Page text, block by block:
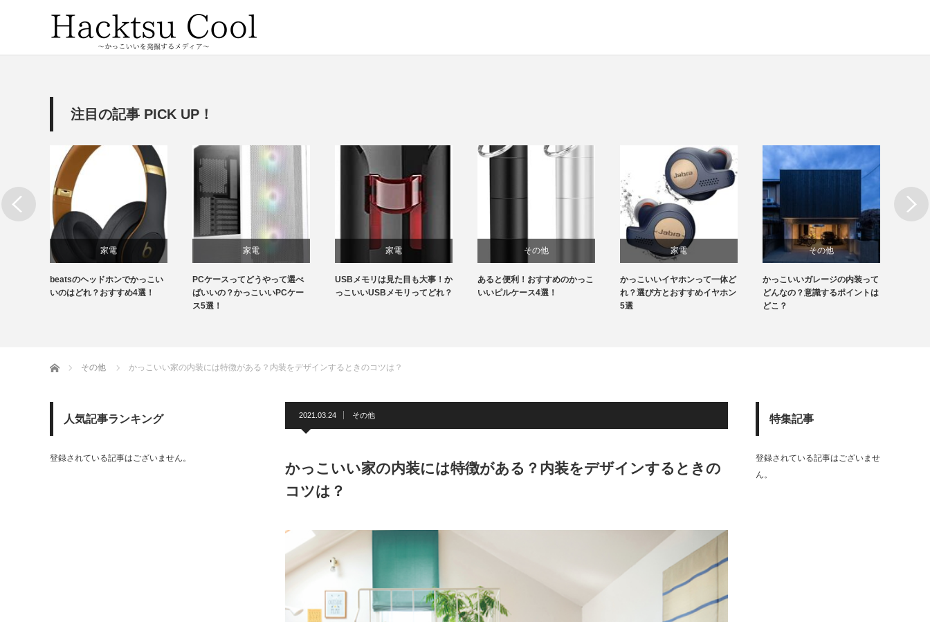
注目の記事 PICK UP！
家電
beatsのヘッドホンでかっこい
いのはどれ？おすすめ4選！
家電
PCケースってどうやって選べ
ばいいの？かっこいいPCケー
ス5選！
家電
USBメモリは見た目も大事！か
っこいいUSBメモリってどれ？
その他
あると便利！おすすめのかっこ
いいピルケース4選！
家電
かっこいいイヤホンって一体ど
れ？選び方とおすすめイヤホン
5選
その他
かっこいいガレージの内装って
どんなの？意識するポイントは
どこ？
Next
ホーム その他 かっこいい家の内装には特徴がある？内装をデザインするときのコツは？
2021.03.24 その他
かっこいい家の内装には特徴がある？内装をデザインするときの
コツは？
人気記事ランキング
登録されている記事はございません。
特集記事
登録されている記事はございませ
ん。